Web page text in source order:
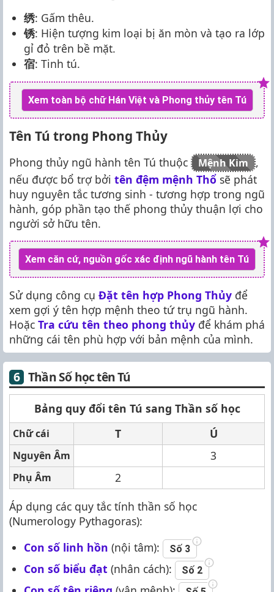
绣: Gấm thêu.
锈: Hiện tượng kim loại bị ăn mòn và tạo ra lớp
gỉ đỏ trên bề mặt.
宿: Tinh tú.
Xem toàn bộ chữ Hán Việt và Phong thủy tên Tú
Tên Tú trong Phong Thủy
Phong thủy ngũ hành tên Tú thuộc Mệnh Kim
,
nếu được bổ trợ bởi tên đệm mệnh Thổ sẽ phát
huy nguyên tắc tương sinh - tương hợp trong ngũ
hành, góp phần tạo thế phong thủy thuận lợi cho
người sở hữu tên.
Xem căn cứ, nguồn gốc xác định ngũ hành tên Tú
Sử dụng công cụ Đặt tên hợp Phong Thủy để
xem gợi ý tên hợp mệnh theo tứ trụ ngũ hành.
Hoặc Tra cứu tên theo phong thủy để khám phá
những cái tên phù hợp với bản mệnh của mình.
Thần Số học tên Tú
Bảng quy đổi tên Tú sang Thần số học
Chữ cái T Ú
Nguyên Âm 3
Phụ Âm
2
Áp dụng các quy tắc tính thần số học
(Numerology Pythagoras):
Con số linh hồn (nội tâm): Số 3
Con số biểu đạt (nhân cách): Số 2